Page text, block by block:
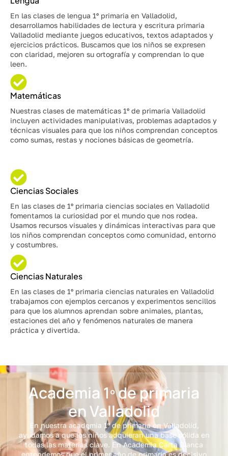
En las clases de lengua 1º primaria en Valladolid,
desarrollamos habilidades de lectura y escritura primaria
Valladolid mediante juegos educativos, textos adaptados y
ejercicios prácticos. Buscamos que los niños se expresen
con claridad, mejoren su ortografía y comprendan lo que
leen.
Matemáticas
Nuestras clases de matemáticas 1º de primaria Valladolid
incluyen actividades manipulativas, problemas adaptados y
técnicas visuales para que los niños comprendan conceptos
como sumas, restas y nociones básicas de geometría.
Ciencias Sociales
En las clases de 1º primaria ciencias sociales en Valladolid
fomentamos la curiosidad por el mundo que nos rodea.
Usamos recursos visuales y dinámicas interactivas para que
los niños comprendan conceptos como comunidad, entorno
y costumbres.
Ciencias Naturales
En las clases de 1º primaria ciencias naturales en Valladolid
trabajamos con ejemplos cercanos y experimentos sencillos
para que los alumnos aprendan sobre animales, plantas,
estaciones del año y fenómenos naturales de manera
práctica y divertida.
Academia 1º de primaria
en Valladolid
En nuestra academia 1º de primaria en Valladolid,
ayudamos a que los niños adquieran una base sólida en
todas las materias clave. En Academia Carta Blanca
entendemos que el primer año de primaria es decisivo